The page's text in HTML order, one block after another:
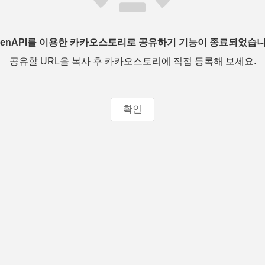
를 이용한 카카오스토리로 공유하기 기능이 종료되었습
공유할 URL을 복사 후 카카오스토리에 직접 등록해 보세요.
확인